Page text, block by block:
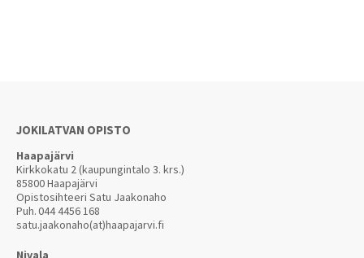
JOKILATVAN OPISTO
Haapajärvi
Kirkkokatu 2 (kaupungintalo 3. krs.)
85800 Haapajärvi
Opistosihteeri Satu Jaakonaho
Puh.044 4456 168
satu.jaakonaho(at)haapajarvi.fi
Nivala